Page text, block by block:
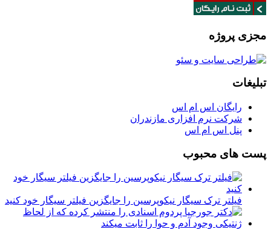
مجزی پروژه
تبلیغات
رایگان اس ام اس
شرکت نرم افزاری مازندران
پنل اس ام اس
پست های محبوب
فیلتر ترک سیگار نیکوپرسین را جایگزین فیلتر سیگار خود کنید